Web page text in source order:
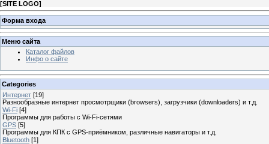
[SITE LOGO]
Форма входа
Меню сайта
Каталог файлов
Инфо о сайте
Categories
Интернет [19]
Разнообразные интернет просмотрщики (browsers), загрузчики (downloaders) и т.д.
Wi-Fi [4]
Программы для работы с Wi-Fi-сетями
GPS [5]
Программы для КПК с GPS-приёмником, различные навигаторы и т.д.
Bluetooth [1]